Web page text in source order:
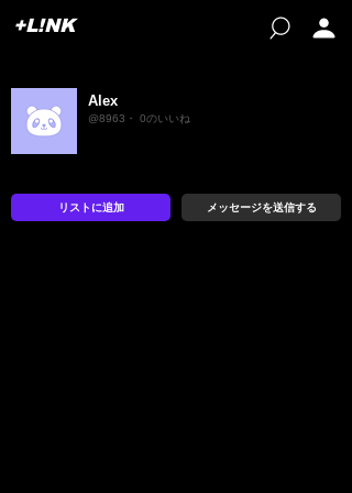
+L!NK
Alex
@8963・ 0のいいね
リストに追加 メッセージを送信する